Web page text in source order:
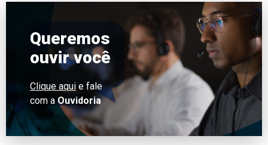
Queremos
ouvir você
Clique aqui e fale
com a Ouvidoria